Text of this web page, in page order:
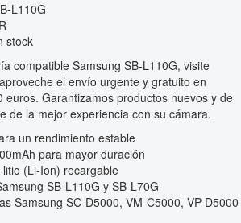
L110G
stock
compatible Samsung SB-L110G, visite
el envío urgente y gratuito en
euros. Garantizamos productos nuevos y de
de la mejor experiencia con su cámara.
un rendimiento estable
para mayor duración
(Li-Ion) recargable
SB-L110G y SB-L70G
Samsung SC-D5000, VM-C5000, VP-D5000